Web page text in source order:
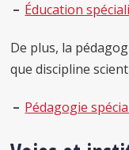
Éducation
De plus, la
que discipline
Pédagogie